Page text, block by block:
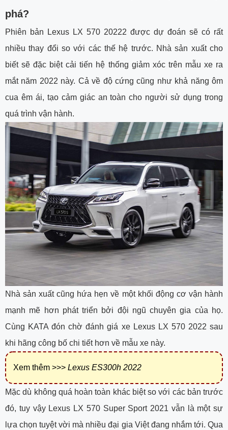
phá?
Phiên bản Lexus LX 570 20222 được dự đoán sẽ có rất
nhiều thay đổi so với các thế hệ trước. Nhà sản xuất cho
biết sẽ đặc biệt cải tiến hệ thống giảm xóc trên mẫu xe ra
mắt năm 2022 này. Cả về độ cứng cũng như khả năng ôm
cua êm ái, tạo cảm giác an toàn cho người sử dụng trong
quá trình vận hành.
Nhà sản xuất cũng hứa hẹn về một khối động cơ vận hành
mạnh mẽ hơn phát triển bởi đội ngũ chuyên gia của họ.
Cùng KATA đón chờ đánh giá xe Lexus LX 570 2022 sau
khi hãng công bố chi tiết hơn về mẫu xe này.
Xem thêm >>> Lexus ES300h 2022
Mặc dù không quá hoàn toàn khác biệt so với các bản trước
đó, tuy vậy Lexus LX 570 Super Sport 2021 vẫn là một sự
lựa chọn tuyệt vời mà nhiều đại gia Việt đang nhắm tới. Qua